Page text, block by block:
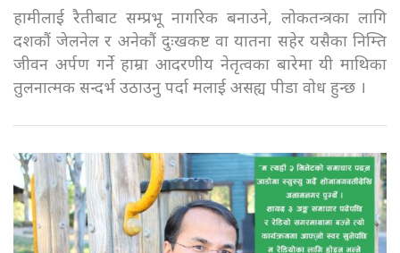
हामीलाई रैतीबाट सम्प्रभू नागरिक बनाउने, लोकतन्त्रका लागि
दशकौं जेलनेल र अनेकौं दुःखकष्ट वा यातना सहेर यसैका निम्ति
जीवन अर्पण गर्ने हाम्रा आदरणीय नेतृत्वका बारेमा यी माथिका
तुलनात्मक सन्दर्भ उठाउनु पर्दा मलाई असह्य पीडा वोध हुन्छ ।